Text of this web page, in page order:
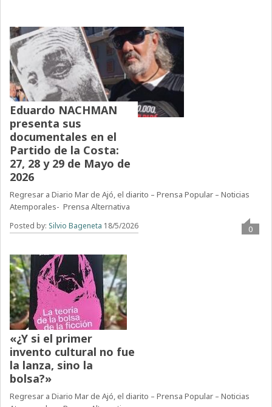
Eduardo NACHMAN
presenta sus
documentales en el
Partido de la Costa:
27, 28 y 29 de Mayo de
2026
Regresar a Diario Mar de Ajó, el diarito – Prensa Popular – Noticias
Atemporales- Prensa Alternativa
Posted by: Silvio Bageneta 18/5/2026 0
«¿Y si el primer
invento cultural no fue
la lanza, sino la
bolsa?»
Regresar a Diario Mar de Ajó, el diarito – Prensa Popular – Noticias